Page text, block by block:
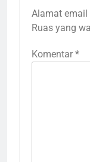
Alamat
Ruas yang
Komentar *